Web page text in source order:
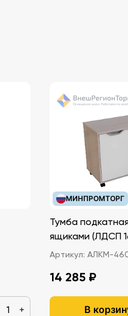
+
МИНПРОМТОРГ
Тумба
ящиками
Артикул: АЛКМ-
14 285 ₽
В